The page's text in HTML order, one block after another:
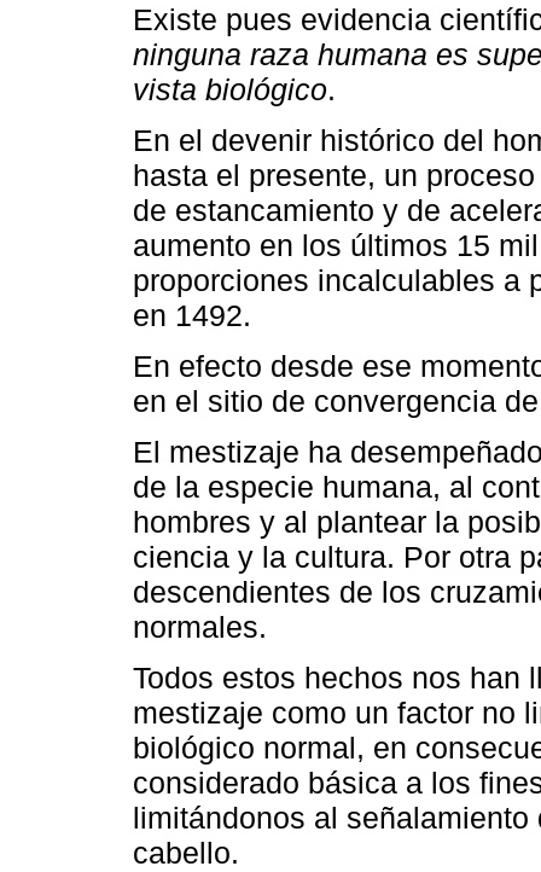
Existe pues evidencia
ninguna raza humana es
vista biológico.
En el devenir histórico del
hasta el presente, un
de estancamiento y de
aumento en los últimos 15
proporciones incalculables a
en 1492.
En efecto desde ese
en el sitio de convergencia
El mestizaje ha
de la especie humana, al
hombres y al plantear la
ciencia y la cultura. Por otra
descendientes de los
normales.
Todos estos hechos nos han
mestizaje como un factor no
biológico normal, en
considerado básica a los
limitándonos al
cabello.